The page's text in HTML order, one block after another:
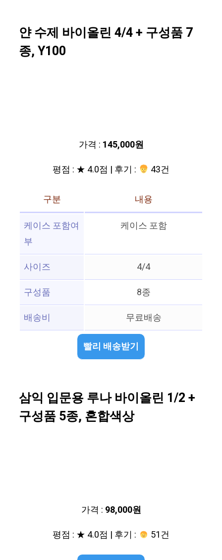
얀 수제 바이올린 4/4 + 구성품 7
종, Y100
가격 : 145,000원
평점 : ★ 4.0점 | 후기 :
43건
구분
내용
케이스 포함여
부
케이스 포함
사이즈
4/4
구성품
8종
배송비
무료배송
빨리 배송받기
삼익 입문용 루나 바이올린 1/2 +
구성품 5종, 혼합색상
가격 : 98,000원
평점 : ★ 4.0점 | 후기 :
51건